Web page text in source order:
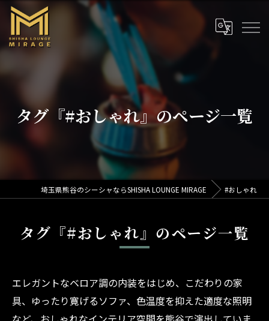
タグ『#おしゃれ』のページ一覧
埼玉県熊谷のシーシャならSHISHA LOUNGE MIRAGE #おしゃれ
タグ『#おしゃれ』のページ一覧
エレガントなベロア調の内装をはじめ、こだわりの家
具、ゆったり寛げるソファ、色温度を抑えた適度な照明